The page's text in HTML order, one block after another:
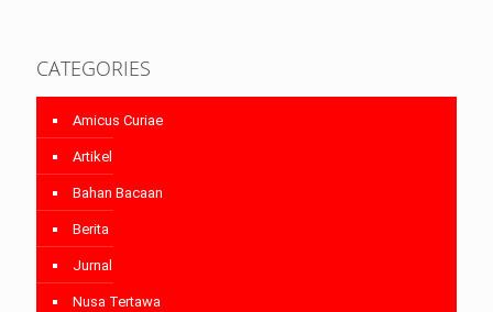
CATEGORIES
Amicus Curiae
Artikel
Bahan Bacaan
Berita
Jurnal
Nusa Tertawa